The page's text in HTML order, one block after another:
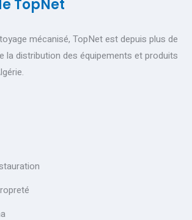
TopNet
mécanisé, TopNet est depuis plus de
la distribution des équipements et produits